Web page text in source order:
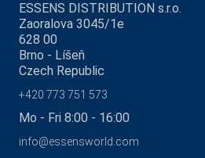
ESSENS DISTRIBUTION s.r.o.
Zaoralova 3045/1e
628 00
Brno - Líšeň
Czech Republic
+420 773 751 573
Mo - Fri 8:00 - 16:00
info@essensworld.com